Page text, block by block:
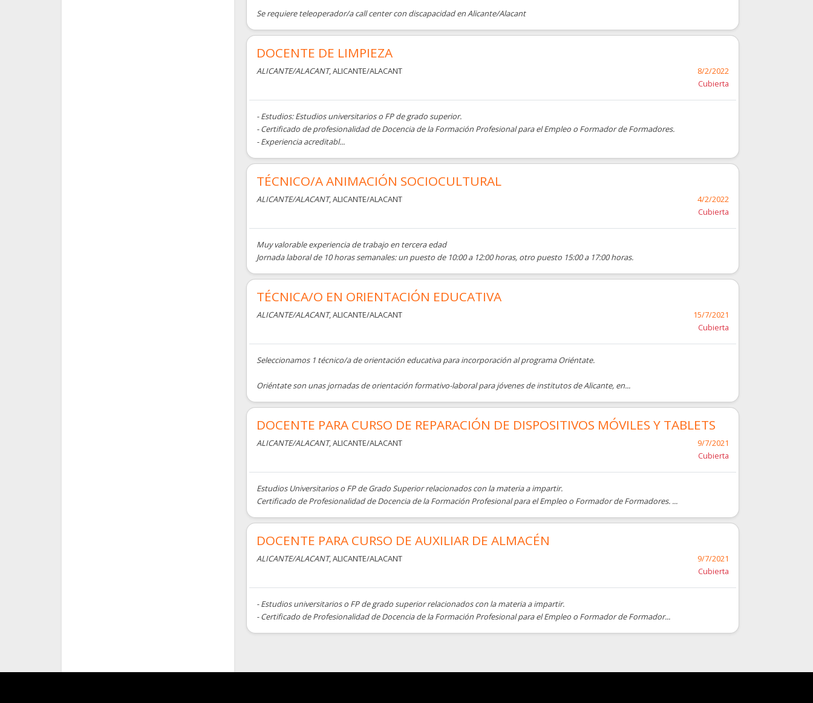
Se requiere teleoperador/a call center con discapacidad en Alicante/Alacant
DOCENTE DE LIMPIEZA
ALICANTE/ALACANT, ALICANTE/ALACANT
8/2/2022
Cubierta
- Estudios: Estudios universitarios o FP de grado superior.
- Certificado de profesionalidad de Docencia de la Formación Profesional para el Empleo o Formador de Formadores.
- Experiencia acreditabl...
TÉCNICO/A ANIMACIÓN SOCIOCULTURAL
ALICANTE/ALACANT, ALICANTE/ALACANT
4/2/2022
Cubierta
Muy valorable experiencia de trabajo en tercera edad
Jornada laboral de 10 horas semanales: un puesto de 10:00 a 12:00 horas, otro puesto 15:00 a 17:00 horas.
TÉCNICA/O EN ORIENTACIÓN EDUCATIVA
ALICANTE/ALACANT, ALICANTE/ALACANT
15/7/2021
Cubierta
Seleccionamos 1 técnico/a de orientación educativa para incorporación al programa Oriéntate.
Oriéntate son unas jornadas de orientación formativo-laboral para jóvenes de institutos de Alicante, en...
DOCENTE PARA CURSO DE REPARACIÓN DE DISPOSITIVOS MÓVILES Y TABLETS
ALICANTE/ALACANT, ALICANTE/ALACANT
9/7/2021
Cubierta
Estudios Universitarios o FP de Grado Superior relacionados con la materia a impartir.
Certificado de Profesionalidad de Docencia de la Formación Profesional para el Empleo o Formador de Formadores. ...
DOCENTE PARA CURSO DE AUXILIAR DE ALMACÉN
ALICANTE/ALACANT, ALICANTE/ALACANT
9/7/2021
Cubierta
- Estudios universitarios o FP de grado superior relacionados con la materia a impartir.
- Certificado de Profesionalidad de Docencia de la Formación Profesional para el Empleo o Formador de Formador...